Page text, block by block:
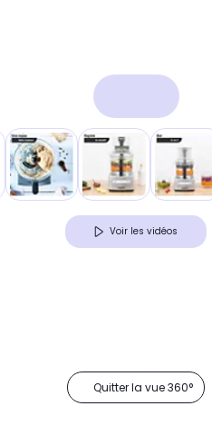
Voir les vidéos
Quitter la vue 360°